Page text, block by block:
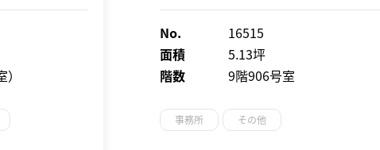
No.
16515
面積
5.13坪
階数
9階906号室
事務所 その他